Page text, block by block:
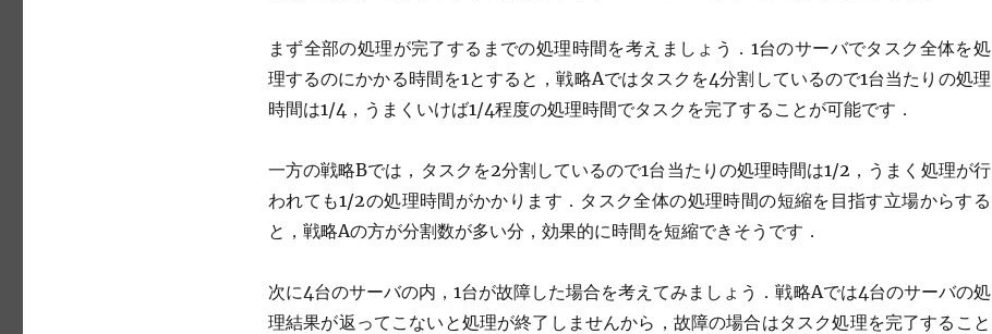
まず全部の処理が完了するまでの処理時間を考えましょう．1台のサーバでタスク全体を処
理するのにかかる時間を1とすると，戦略Aではタスクを4分割しているので1台当たりの処理
時間は1/4，うまくいけば1/4程度の処理時間でタスクを完了することが可能です．
一方の戦略Bでは，タスクを2分割しているので1台当たりの処理時間は1/2，うまく処理が行
われても1/2の処理時間がかかります．タスク全体の処理時間の短縮を目指す立場からする
と，戦略Aの方が分割数が多い分，効果的に時間を短縮できそうです．
次に4台のサーバの内，1台が故障した場合を考えてみましょう．戦略Aでは4台のサーバの処
理結果が返ってこないと処理が終了しませんから，故障の場合はタスク処理を完了すること